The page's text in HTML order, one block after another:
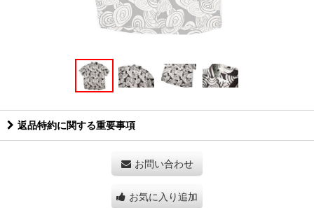
返品特約に関する重要事項
お問い合わせ
お気に入り追加